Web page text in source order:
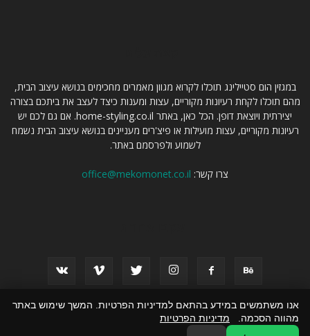
במגזין הום סטיילינג תוכלו לקרוא מגוון מאמרים מחכימים בנושא עיצוב הבית,
מהם תוכלו לקחת רעיונות מקוריים, עצות ומענות כיצד לעצב את ביתכם בצורה
יצירתית ויוצאת דופן. הכל כאן, באתר home-styling.co.il. אם גם לכם יש
רעיונות מקוריים, עצות מועילות או פיצ'רים מעניינים בנושא עיצוב הבית נשמח
לשמוע ולפרסמם באתר.
צרו קשר: office@mekomonet.co.il
פרסום תוכן שיווקי מחפשים כותבים
אנו משתמשים במידע בהתאם למדיניות הפרטיות. המשך שימוש באתר
מהווה הסכמה. מדיניות הפרטיות